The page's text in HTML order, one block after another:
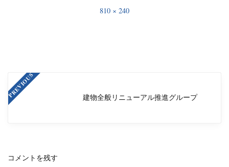
810 × 240
PREVIOUS 建物全般リニューアル推進グループ
コメントを残す